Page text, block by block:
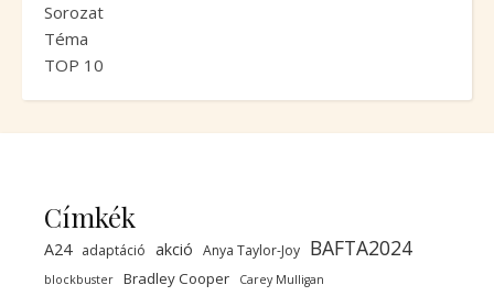
Sorozat
Téma
TOP 10
Címkék
A24 adaptáció akció Anya Taylor-Joy BAFTA2024
blockbuster Bradley Cooper Carey Mulligan